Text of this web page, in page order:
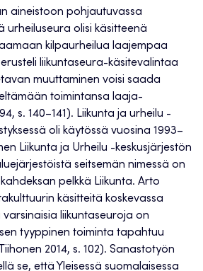
aineistoon pohjautuvassa
urheiluseura olisi käsitteenä
kilpaurheilua laajempaa
liikuntaseura-käsitevalintaa
muuttaminen voisi saada
toimintansa laaja-
s. 140–141). Liikunta ja urheilu -
oli käytössä vuosina 1993–
Liikunta ja Urheilu -keskusjärjestön
seitsemän nimessä on
pelkkä Liikunta. Arto
käsitteitä koskevassa
varsinaisia liikuntaseuroja on
tyyppinen toiminta tapahtuu
2014, s. 102). Sanastotyön
se, että Yleisessä suomalaisessa